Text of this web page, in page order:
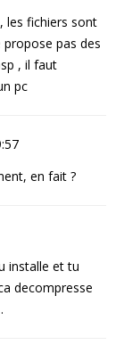
les fichiers sont
pas des
, il faut
pc
en fait ?
installe et tu
decompresse